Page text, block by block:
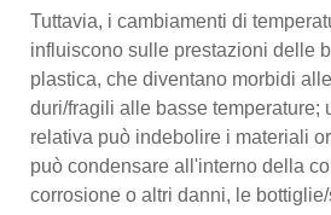
Tuttavia, i cambiamenti di
influiscono sulle prestazioni delle
plastica, che diventano morbidi
duri/fragili alle basse temperature;
relativa può indebolire i materiali
può condensare all'interno della
corrosione o altri danni, le